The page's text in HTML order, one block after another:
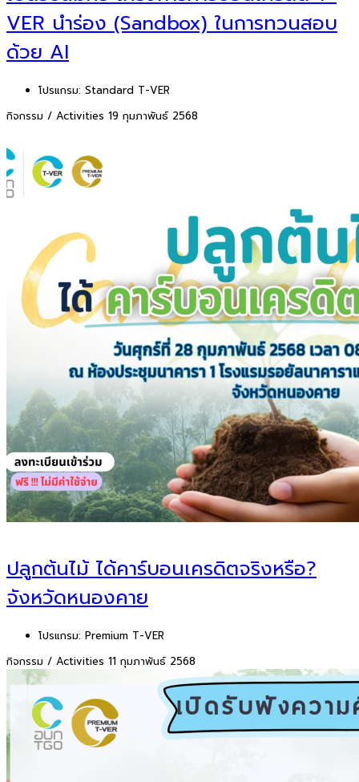
VER นำร่อง (Sandbox) ในการทวนสอบ
ด้วย AI
โปรแกรม: Standard T-VER
กิจกรรม / Activities 19 กุมภาพันธ์ 2568
ปลูกต้นไม้ ได้คาร์บอนเครดิตจริงหรือ?
จังหวัดหนองคาย
โปรแกรม: Premium T-VER
กิจกรรม / Activities 11 กุมภาพันธ์ 2568